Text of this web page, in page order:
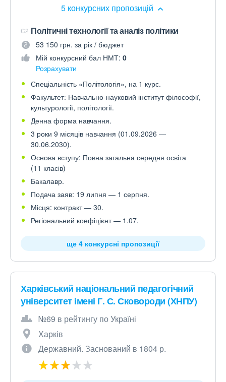
5 конкурсних пропозицій
C2 Політичні технології та аналіз політики
53 150 грн. за рік / бюджет
Мій конкурсний бал НМТ: 0
Розрахувати
Спеціальність «Політологія», на 1 курс.
Факультет: Навчально-науковий інститут філософії,
культурології, політології.
Денна форма навчання.
3 роки 9 місяців навчання (01.09.2026 —
30.06.2030).
Основа вступу: Повна загальна середня освіта
(11 класів)
Бакалавр.
Подача заяв: 19 липня — 1 серпня.
Місця: контракт — 30.
Регіональний коефіцієнт — 1.07.
ще 4 конкурсні пропозиції
Харківський національний педагогічний
університет імені Г. С. Сковороди (ХНПУ)
№69 в рейтингу по Україні
Харків
Державний. Заснований в 1804 р.